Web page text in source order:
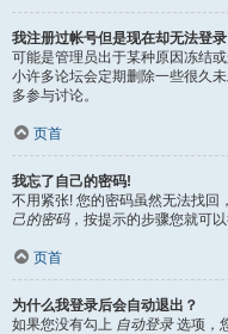
我注册过帐号但是现在却无法登录
可能是管理员出于某种原因冻结
小许多论坛会定期删除一些很久
多参与讨论。
页首
我忘了自己的密码!
不用紧张! 您的密码虽然无法找回
己的密码，按提示的步骤您就可以
页首
为什么我登录后会自动退出？
如果您没有勾上 自动登录选项，